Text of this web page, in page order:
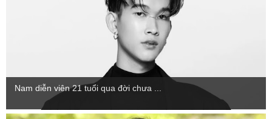
Nam diễn viên 21 tuổi qua đời chưa ...